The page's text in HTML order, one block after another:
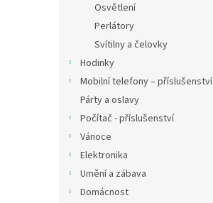
Osvětlení
Perlátory
Svítilny a čelovky
Hodinky
Mobilní telefony – příslušenství
Párty a oslavy
Počítač - příslušenství
Vánoce
Elektronika
Umění a zábava
Domácnost